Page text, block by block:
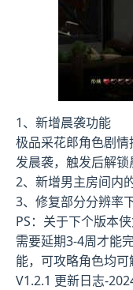
1、新增晨袭功能
极品采花郎角色剧
发晨袭，触发后解锁
2、新增男主房间内
3、修复部分分辨率
PS：关于下个版本
需要延期3-4周才能
能，可攻略角色均可
V1.2.1 更新日志-